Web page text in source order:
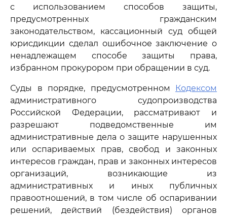
с использованием способов защиты,
предусмотренных гражданским
законодательством, кассационный суд общей
юрисдикции сделал ошибочное заключение о
ненадлежащем способе защиты права,
избранном прокурором при обращении в суд.
Суды в порядке, предусмотренном
Кодексом
административного судопроизводства
Российской Федерации, рассматривают и
разрешают подведомственные им
административные дела о защите нарушенных
или оспариваемых прав, свобод и законных
интересов граждан, прав и законных интересов
организаций, возникающие из
административных и иных публичных
правоотношений, в том числе об оспаривании
решений, действий (бездействия) органов